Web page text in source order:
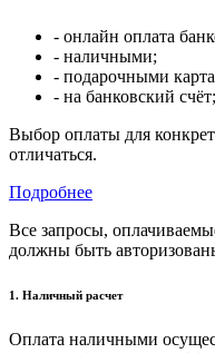
- онлайн оплата
- наличными;
- подарочными
- на банковский счёт;
Выбор оплаты для
отличаться.
Подробнее
Все запросы,
должны быть
1. Наличный расчет
Оплата наличными